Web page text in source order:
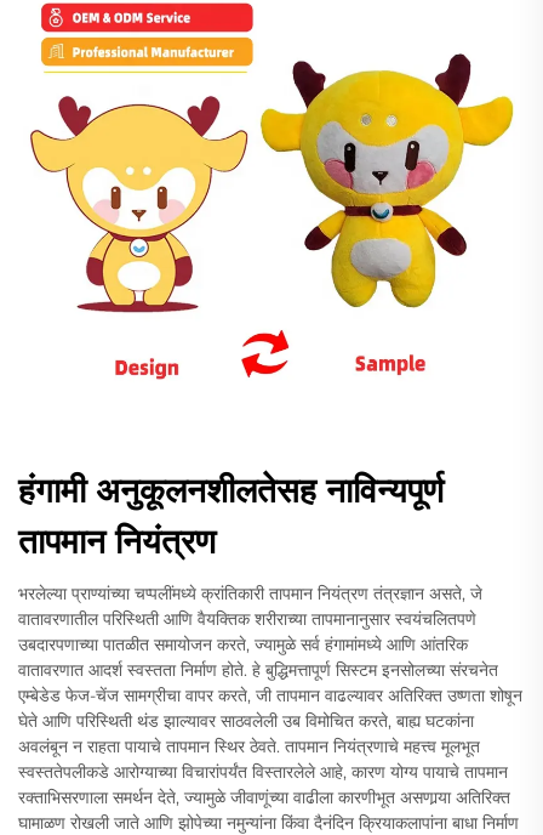
हंगामी अनुकूलनशीलतेसह नाविन्यपूर्ण
तापमान नियंत्रण
भरलेल्या प्राण्यांच्या चप्पलींमध्ये क्रांतिकारी तापमान नियंत्रण तंत्रज्ञान असते, जे
वातावरणातील परिस्थिती आणि वैयक्तिक शरीराच्या तापमानानुसार स्वयंचलितपणे
उबदारपणाच्या पातळीत समायोजन करते, ज्यामुळे सर्व हंगामांमध्ये आणि आंतरिक
वातावरणात आदर्श स्वस्तता निर्माण होते. हे बुद्धिमत्तापूर्ण सिस्टम इनसोलच्या संरचनेत
एम्बेडेड फेज-चेंज सामग्रीचा वापर करते, जी तापमान वाढल्यावर अतिरिक्त उष्णता शोषून
घेते आणि परिस्थिती थंड झाल्यावर साठवलेली उब विमोचित करते, बाह्य घटकांना
अवलंबून न राहता पायाचे तापमान स्थिर ठेवते. तापमान नियंत्रणाचे महत्त्व मूलभूत
स्वस्ततेपलीकडे आरोग्याच्या विचारांपर्यंत विस्तारलेले आहे, कारण योग्य पायाचे तापमान
रक्ताभिसरणाला समर्थन देते, ज्यामुळे जीवाणूंच्या वाढीला कारणीभूत असणार्‍या अतिरिक्त
घामाळण रोखली जाते आणि झोपेच्या नमुन्यांना किंवा दैनंदिन क्रियाकलापांना बाधा निर्माण